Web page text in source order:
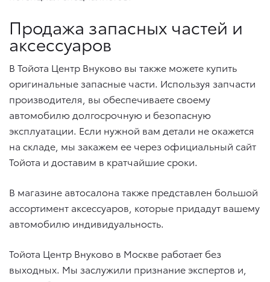
Продажа запасных частей и
аксессуаров
В Тойота Центр Внуково вы также можете купить
оригинальные запасные части. Используя запчасти
производителя, вы обеспечиваете своему
автомобилю долгосрочную и безопасную
эксплуатации. Если нужной вам детали не окажется
на складе, мы закажем ее через официальный сайт
Тойота и доставим в кратчайшие сроки.
В магазине автосалона также представлен большой
ассортимент аксессуаров, которые придадут вашему
автомобилю индивидуальность.
Тойота Центр Внуково в Москве работает без
выходных. Мы заслужили признание экспертов и,